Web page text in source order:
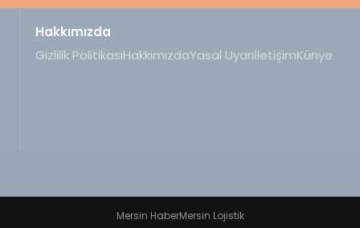
Hakkımızda
Gizlilik PolitikasıHakkımızdaYasal UyarıİletişimKünye
Mersin HaberMersin Lojistik